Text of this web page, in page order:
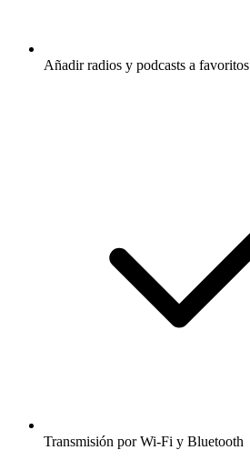
Añadir radios y podcasts a favoritos
Transmisión por Wi-Fi y Bluetooth